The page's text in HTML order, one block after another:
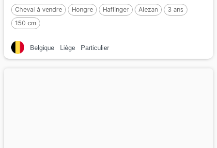
Cheval à vendre Hongre Haflinger Alezan
3 ans
150 cm
Belgique Liège Particulier